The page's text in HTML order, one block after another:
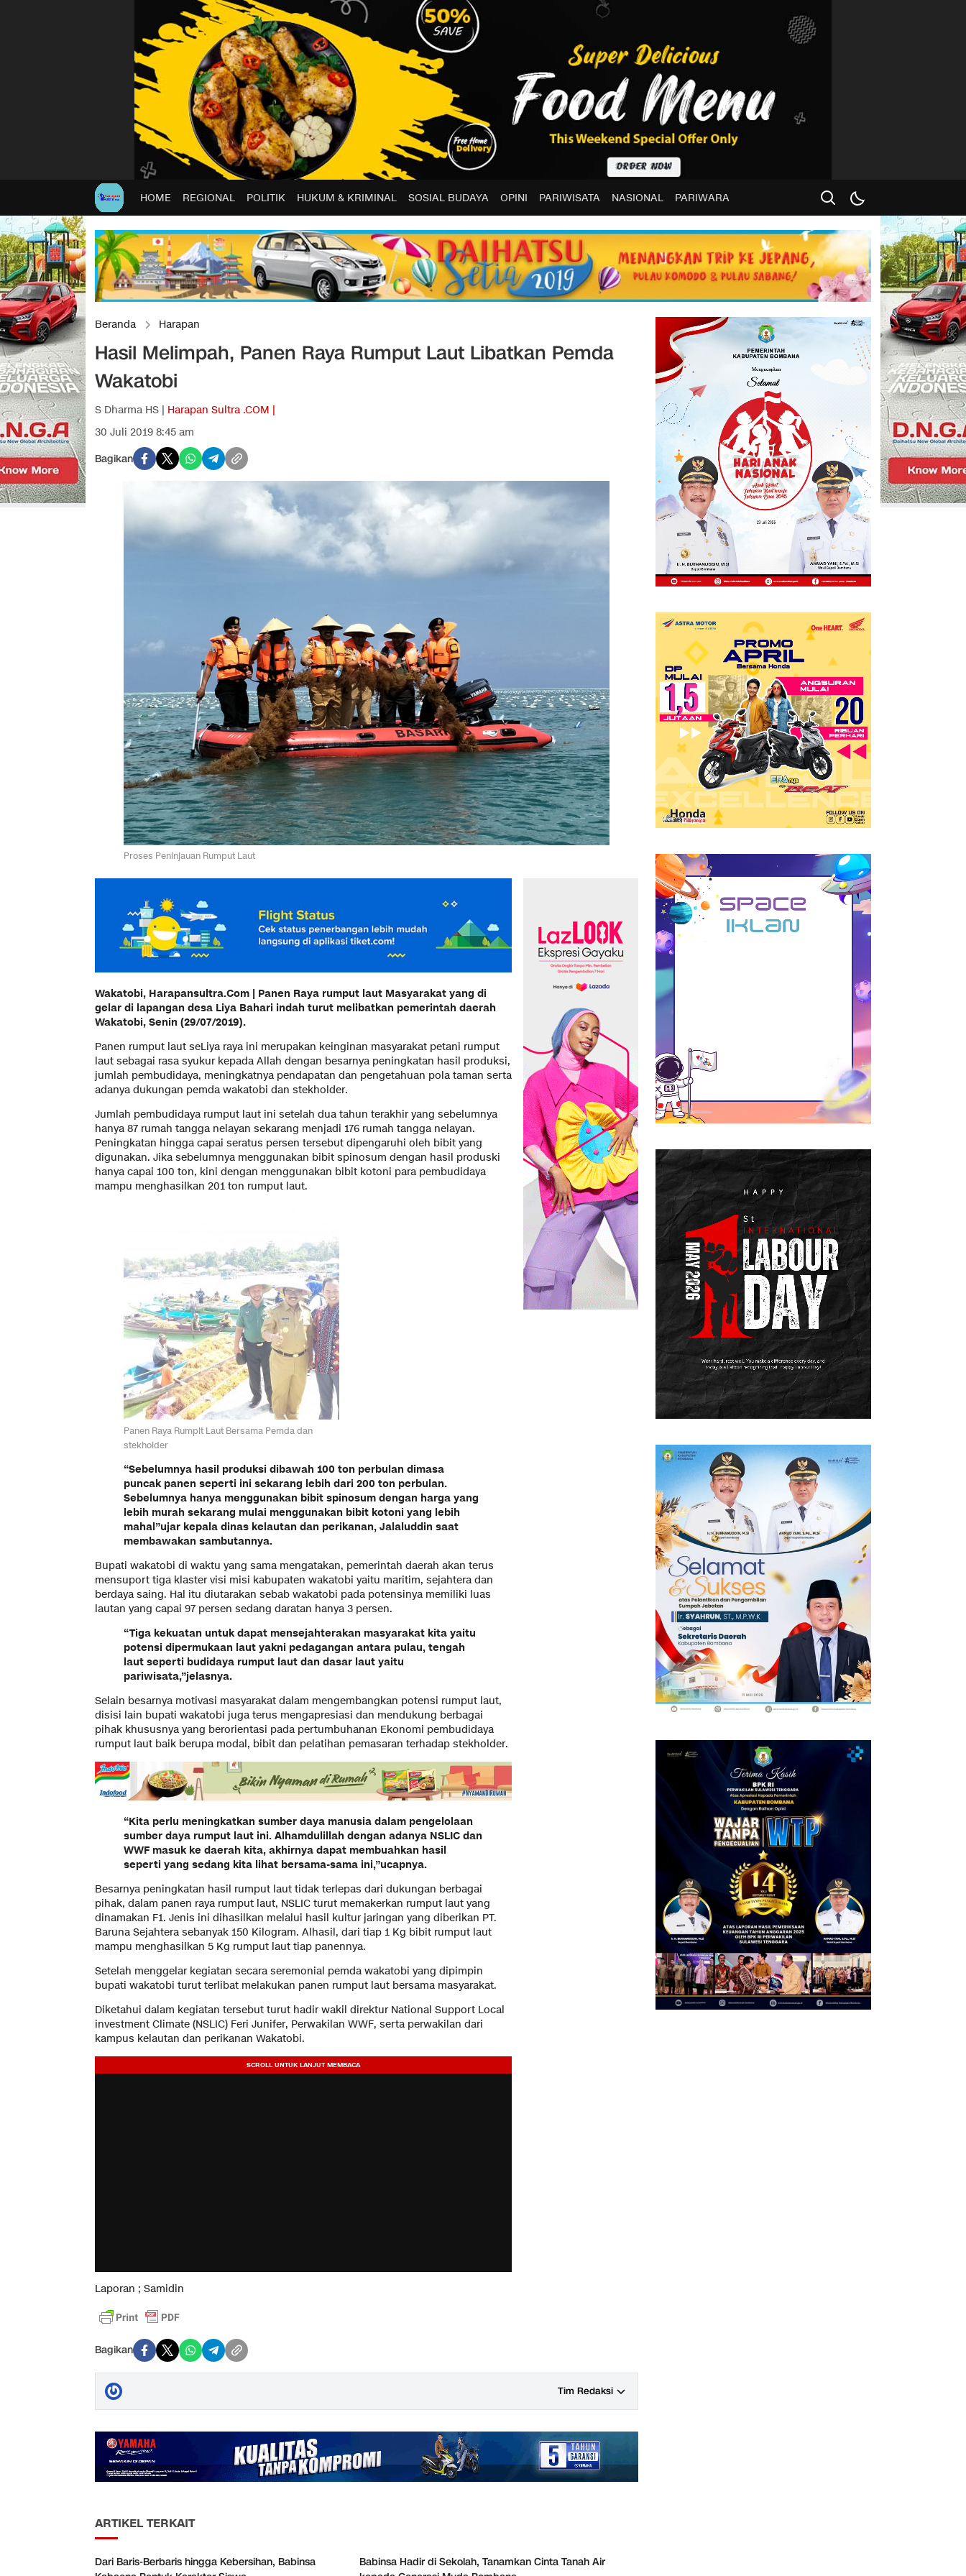
HOME REGIONAL POLITIK HUKUM & KRIMINAL SOSIAL BUDAYA OPINI PARIWISATA NASIONAL PARIWARA
Beranda Harapan
Hasil Melimpah, Panen Raya Rumput Laut Libatkan Pemda
Wakatobi
S Dharma HS | Harapan Sultra .COM |
30 Juli 2019 8:45 am
Bagikan
Proses Peninjauan Rumput Laut
Wakatobi, Harapansultra.Com | Panen Raya rumput laut Masyarakat yang di
gelar di lapangan desa Liya Bahari indah turut melibatkan pemerintah daerah
Wakatobi, Senin (29/07/2019).
Panen rumput laut seLiya raya ini merupakan keinginan masyarakat petani rumput
laut sebagai rasa syukur kepada Allah dengan besarnya peningkatan hasil produksi,
jumlah pembudidaya, meningkatnya pendapatan dan pengetahuan pola taman serta
adanya dukungan pemda wakatobi dan stekholder.
Jumlah pembudidaya rumput laut ini setelah dua tahun terakhir yang sebelumnya
hanya 87 rumah tangga nelayan sekarang menjadi 176 rumah tangga nelayan.
Peningkatan hingga capai seratus persen tersebut dipengaruhi oleh bibit yang
digunakan. Jika sebelumnya menggunakan bibit spinosum dengan hasil produski
hanya capai 100 ton, kini dengan menggunakan bibit kotoni para pembudidaya
mampu menghasilkan 201 ton rumput laut.
Panen Raya Rumpit Laut Bersama Pemda dan
stekholder
“Sebelumnya hasil produksi dibawah 100 ton perbulan dimasa
puncak panen seperti ini sekarang lebih dari 200 ton perbulan.
Sebelumnya hanya menggunakan bibit spinosum dengan harga yang
lebih murah sekarang mulai menggunakan bibit kotoni yang lebih
mahal”ujar kepala dinas kelautan dan perikanan, Jalaluddin saat
membawakan sambutannya.
Bupati wakatobi di waktu yang sama mengatakan, pemerintah daerah akan terus
mensuport tiga klaster visi misi kabupaten wakatobi yaitu maritim, sejahtera dan
berdaya saing. Hal itu diutarakan sebab wakatobi pada potensinya memiliki luas
lautan yang capai 97 persen sedang daratan hanya 3 persen.
“Tiga kekuatan untuk dapat mensejahterakan masyarakat kita yaitu
potensi dipermukaan laut yakni pedagangan antara pulau, tengah
laut seperti budidaya rumput laut dan dasar laut yaitu
pariwisata,”jelasnya.
Selain besarnya motivasi masyarakat dalam mengembangkan potensi rumput laut,
disisi lain bupati wakatobi juga terus mengapresiasi dan mendukung berbagai
pihak khususnya yang berorientasi pada pertumbuhanan Ekonomi pembudidaya
rumput laut baik berupa modal, bibit dan pelatihan pemasaran terhadap stekholder.
“Kita perlu meningkatkan sumber daya manusia dalam pengelolaan
sumber daya rumput laut ini. Alhamdulillah dengan adanya NSLIC dan
WWF masuk ke daerah kita, akhirnya dapat membuahkan hasil
seperti yang sedang kita lihat bersama-sama ini,”ucapnya.
Besarnya peningkatan hasil rumput laut tidak terlepas dari dukungan berbagai
pihak, dalam panen raya rumput laut, NSLIC turut memakerkan rumput laut yang
dinamakan F1. Jenis ini dihasilkan melalui hasil kultur jaringan yang diberikan PT.
Baruna Sejahtera sebanyak 150 Kilogram. Alhasil, dari tiap 1 Kg bibit rumput laut
mampu menghasilkan 5 Kg rumput laut tiap panennya.
Setelah menggelar kegiatan secara seremonial pemda wakatobi yang dipimpin
bupati wakatobi turut terlibat melakukan panen rumput laut bersama masyarakat.
Diketahui dalam kegiatan tersebut turut hadir wakil direktur National Support Local
investment Climate (NSLIC) Feri Junifer, Perwakilan WWF, serta perwakilan dari
kampus kelautan dan perikanan Wakatobi.
Laporan ; Samidin
Bagikan
Tim Redaksi
ARTIKEL TERKAIT
Dari Baris-Berbaris hingga Kebersihan, Babinsa
Babinsa Hadir di Sekolah, Tanamkan Cinta Tanah Air